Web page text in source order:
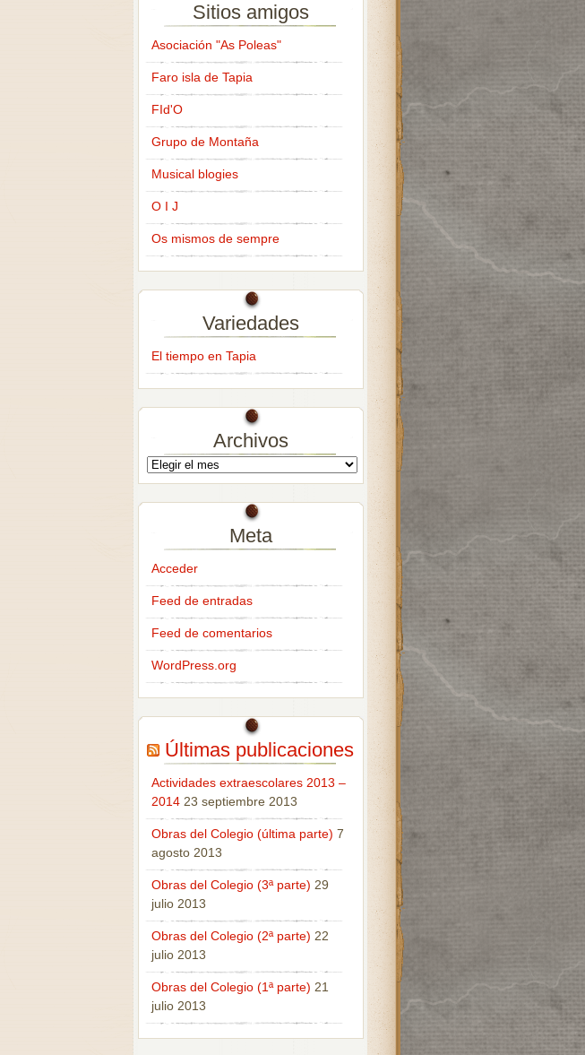
Sitios amigos
Asociación "As Poleas"
Faro isla de Tapia
FId'O
Grupo de Montaña
Musical blogies
O I J
Os mismos de sempre
Variedades
El tiempo en Tapia
Archivos
Meta
Acceder
Feed de entradas
Feed de comentarios
WordPress.org
Últimas publicaciones
Actividades extraescolares 2013 –
2014 23 septiembre 2013
Obras del Colegio (última parte) 7
agosto 2013
Obras del Colegio (3ª parte) 29
julio 2013
Obras del Colegio (2ª parte) 22
julio 2013
Obras del Colegio (1ª parte) 21
julio 2013